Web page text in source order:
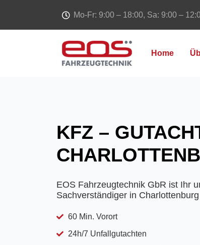
Mo-Fr: 9:00 – 18:00, Sa: 9:00 –
Home
KFZ –
EOS Fahrzeugtechnik GbR ist Ihr
Sachverständiger in Charlottenburg
60 Min. Vorort
24h/7 Unfallgutachten